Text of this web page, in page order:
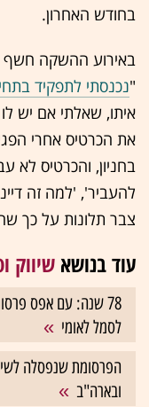
בחודש האחרון.
באירוע ההשקה חשף
"נכנסתי לתפקיד
איתו, שאלתי אם יש
את הכרטיס אחרי
בחניון, והכרטיס לא
להעביר', 'למה זה
צבר תלונות על כך
עוד בנושא שיווק
78 שנה: עם אפס
לסמל לאומי
הפרסומת שנפסלה
ובארה"ב